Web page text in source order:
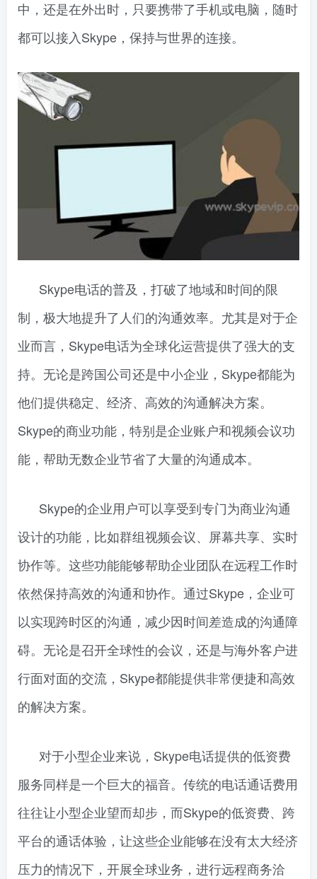
中，还是在外出时，只要携带了手机或电脑，随时
都可以接入Skype，保持与世界的连接。
Skype电话的普及，打破了地域和时间的限
制，极大地提升了人们的沟通效率。尤其是对于企
业而言，Skype电话为全球化运营提供了强大的支
持。无论是跨国公司还是中小企业，Skype都能为
他们提供稳定、经济、高效的沟通解决方案。
Skype的商业功能，特别是企业账户和视频会议功
能，帮助无数企业节省了大量的沟通成本。
Skype的企业用户可以享受到专门为商业沟通
设计的功能，比如群组视频会议、屏幕共享、实时
协作等。这些功能能够帮助企业团队在远程工作时
依然保持高效的沟通和协作。通过Skype，企业可
以实现跨时区的沟通，减少因时间差造成的沟通障
碍。无论是召开全球性的会议，还是与海外客户进
行面对面的交流，Skype都能提供非常便捷和高效
的解决方案。
对于小型企业来说，Skype电话提供的低资费
服务同样是一个巨大的福音。传统的电话通话费用
往往让小型企业望而却步，而Skype的低资费、跨
平台的通话体验，让这些企业能够在没有太大经济
压力的情况下，开展全球业务，进行远程商务洽